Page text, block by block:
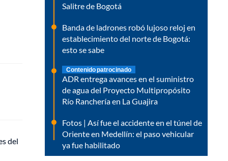
del
Salitre de Bogotá
Banda de ladrones robó lujoso reloj en
establecimiento del norte de Bogotá:
esto se sabe
Contenido patrocinado
ADR entrega avances en el suministro
de agua del Proyecto Multipropósito
Río Ranchería en La Guajira
Fotos | Así fue el accidente en el túnel de
Oriente en Medellín: el paso vehicular
ya fue habilitado